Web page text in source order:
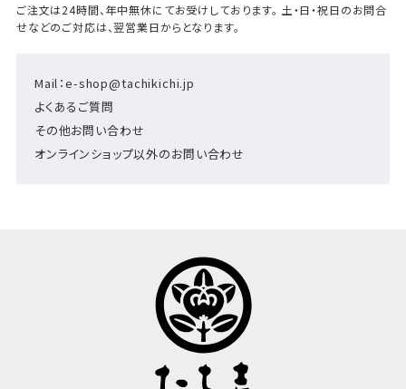
Mail：e-shop@tachikichi.jp
よくあるご質問
その他お問い合わせ
オンラインショップ以外のお問い合わせ
ご注文は24時間、年中無休にてお受けしております。 土・日・祝日のお問合
せなどのご対応は、翌営業日からとなります。